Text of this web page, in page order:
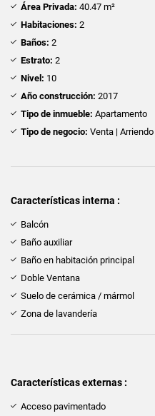
Área Privada: 40.47 m²
Habitaciones: 2
Baños: 2
Estrato: 2
Nivel: 10
Año construcción: 2017
Tipo de inmueble: Apartamento
Tipo de negocio: Venta | Arriendo
Características interna :
Balcón
Baño auxiliar
Baño en habitación principal
Doble Ventana
Suelo de cerámica / mármol
Zona de lavandería
Características externas :
Acceso pavimentado